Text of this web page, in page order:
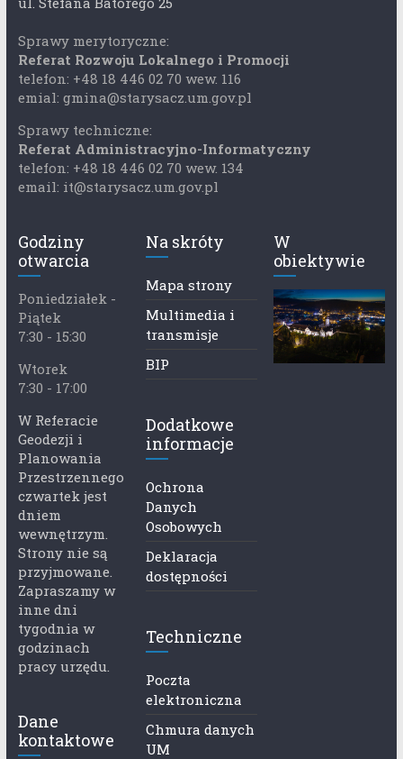
Sprawy merytoryczne:
Referat Rozwoju Lokalnego i Promocji
telefon: +48 18 446 02 70 wew. 116
emial: gmina@starysacz.um.gov.pl
Sprawy techniczne:
Referat Administracyjno-Informatyczny
telefon: +48 18 446 02 70 wew. 134
email: it@starysacz.um.gov.pl
Godziny
otwarcia
Poniedziałek -
Piątek
7:30 - 15:30
Wtorek
7:30 - 17:00
W Referacie
Geodezji i
Planowania
Przestrzennego
czwartek jest
dniem
wewnętrzym.
Strony nie są
przyjmowane.
Zapraszamy w
inne dni
tygodnia w
godzinach
pracy urzędu.
Dane
kontaktowe
Na skróty
Mapa strony
Multimedia i
transmisje
BIP
Dodatkowe
informacje
Ochrona
Danych
Osobowych
Deklaracja
dostępności
Techniczne
Poczta
elektroniczna
Chmura danych
UM
W
obiektywie